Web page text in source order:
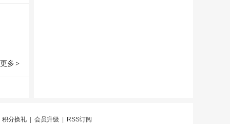
更多 >
积分换礼| 会员升级 RSS订阅